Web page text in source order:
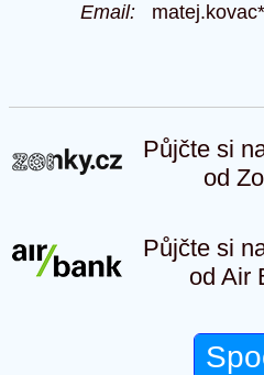
Email:
Půjčte si
od
Půjčte si
od Air